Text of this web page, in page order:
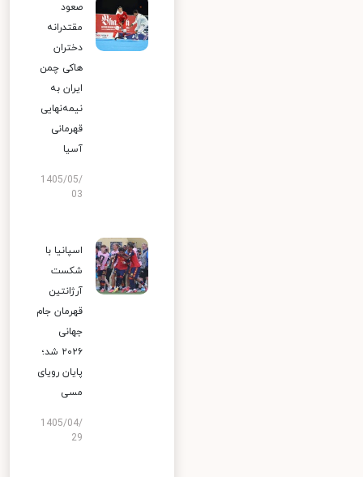
صعود
مقتدرانه
دختران
هاکی چمن
ایران به
نیمه‌نهایی
قهرمانی
آسیا
1405/05/
03
اسپانیا با
شکست
آرژانتین
قهرمان جام
جهانی
۲۰۲۶ شد؛
پایان رویای
مسی
1405/04/
29